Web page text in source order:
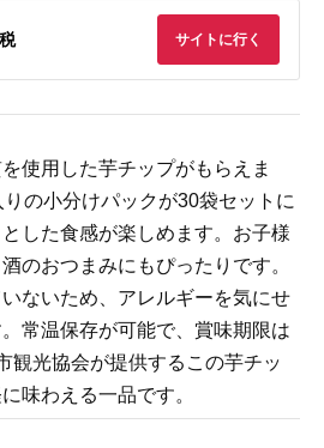
サイトに行く
使用した芋チップがもらえま
の小分けパックが30袋セットに
した食感が楽しめます。お子様
のおつまみにもぴったりです。
ないため、アレルギーを気にせ
常温保存が可能で、賞味期限は
観光協会が提供するこの芋チッ
味わえる一品です。